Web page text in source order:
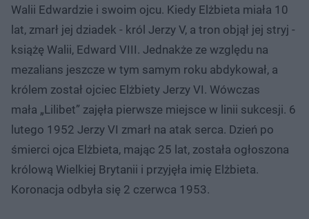
Walii Edwardzie i swoim ojcu. Kiedy Elżbieta miała 10
lat, zmarł jej dziadek - król Jerzy V, a tron objął jej stryj -
książę Walii, Edward VIII. Jednakże ze względu na
mezalians jeszcze w tym samym roku abdykował, a
królem został ojciec Elżbiety Jerzy VI. Wówczas
mała „Lilibet” zajęła pierwsze miejsce w linii sukcesji. 6
lutego 1952 Jerzy VI zmarł na atak serca. Dzień po
śmierci ojca Elżbieta, mając 25 lat, została ogłoszona
królową Wielkiej Brytanii i przyjęła imię Elżbieta.
Koronacja odbyła się 2 czerwca 1953.